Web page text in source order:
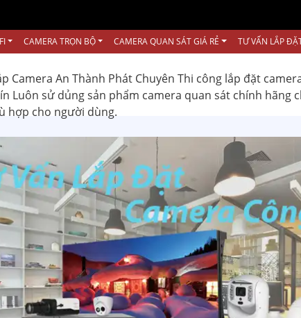
CAMERA TRỌN BỘ CAMERA QUAN SÁT GIÁ RẺ TƯ VẤN LẮP
Camera An Thành Phát Chuyên Thi công lắp đặt
Luôn sử dủng sản phẩm camera quan sát chính hãng
hợp cho người dùng.